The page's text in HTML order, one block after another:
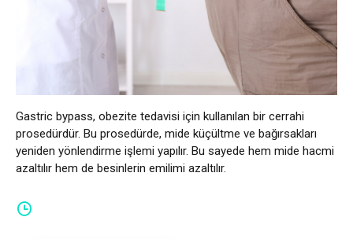
Gastric bypass, obezite tedavisi için kullanılan bir cerrahi
prosedürdür. Bu prosedürde, mide küçültme ve bağırsakları
yeniden yönlendirme işlemi yapılır. Bu sayede hem mide hacmi
azaltılır hem de besinlerin emilimi azaltılır.